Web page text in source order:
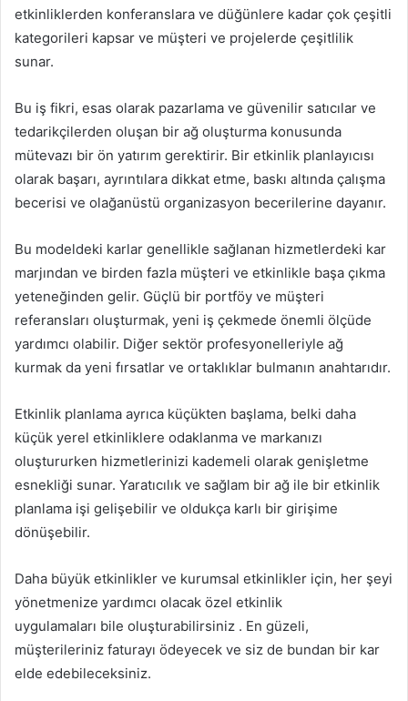
etkinliklerden konferanslara ve düğünlere kadar çok çeşitli
kategorileri kapsar ve müşteri ve projelerde çeşitlilik
sunar.
Bu iş fikri, esas olarak pazarlama ve güvenilir satıcılar ve
tedarikçilerden oluşan bir ağ oluşturma konusunda
mütevazı bir ön yatırım gerektirir. Bir etkinlik planlayıcısı
olarak başarı, ayrıntılara dikkat etme, baskı altında çalışma
becerisi ve olağanüstü organizasyon becerilerine dayanır.
Bu modeldeki karlar genellikle sağlanan hizmetlerdeki kar
marjından ve birden fazla müşteri ve etkinlikle başa çıkma
yeteneğinden gelir. Güçlü bir portföy ve müşteri
referansları oluşturmak, yeni iş çekmede önemli ölçüde
yardımcı olabilir. Diğer sektör profesyonelleriyle ağ
kurmak da yeni fırsatlar ve ortaklıklar bulmanın anahtarıdır.
Etkinlik planlama ayrıca küçükten başlama, belki daha
küçük yerel etkinliklere odaklanma ve markanızı
oluştururken hizmetlerinizi kademeli olarak genişletme
esnekliği sunar. Yaratıcılık ve sağlam bir ağ ile bir etkinlik
planlama işi gelişebilir ve oldukça karlı bir girişime
dönüşebilir.
Daha büyük etkinlikler ve kurumsal etkinlikler için, her şeyi
yönetmenize yardımcı olacak özel etkinlik
uygulamaları bile oluşturabilirsiniz . En güzeli,
müşterileriniz faturayı ödeyecek ve siz de bundan bir kar
elde edebileceksiniz.